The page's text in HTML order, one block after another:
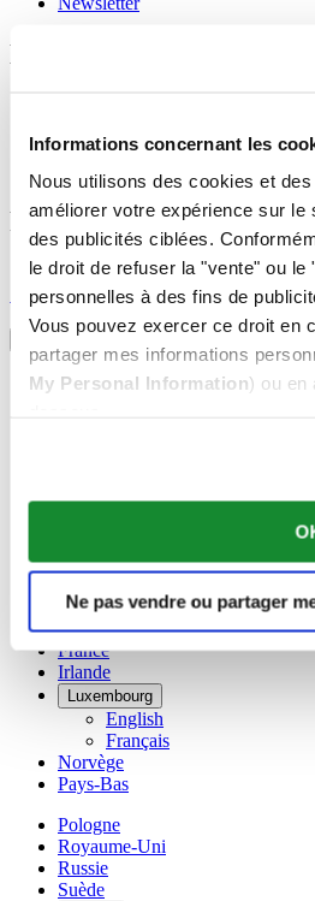
Informations concernant les
Nous utilisons des cookies et
améliorer votre expérience sur
des publicités ciblées.
le droit de refuser la "vente" ou
personnelles à des fins de
Vous pouvez exercer ce droit en
partager mes informations
My Personal Information) ou en
Ne pas vendre ou partager
Mentions légales
Informations concernant les
Conditions de vente
Rejoignez le club
S'inscrire pour recevoir des
S'inscrire
Sélectionner un pays/une région
Sélecteur de langue
Allemagne
Danemark
Finlande
France
Irlande
Luxembourg
English
Français
Norvège
Pays-Bas
Pologne
Royaume-Uni
Russie
Suède